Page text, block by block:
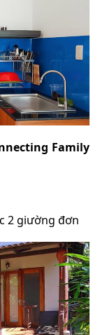
Family
2 giường đơn